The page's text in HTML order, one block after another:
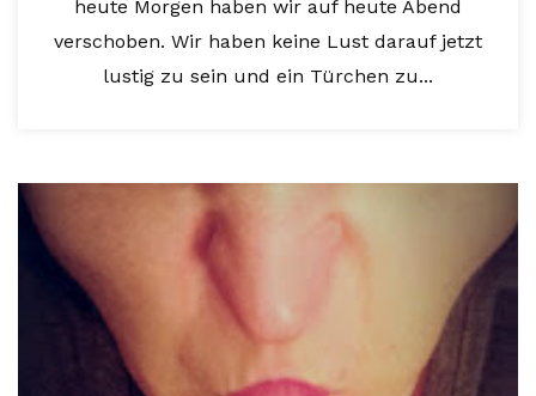
heute Morgen haben wir auf heute Abend
verschoben. Wir haben keine Lust darauf jetzt
lustig zu sein und ein Türchen zu...